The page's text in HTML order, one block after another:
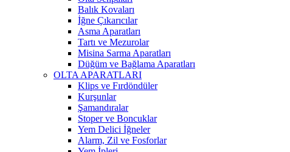
Balık Kovaları
İğne Çıkarıcılar
Asma Aparatları
Tartı ve Mezurolar
Misina Sarma Aparatları
Düğüm ve Bağlama Aparatları
OLTA APARATLARI
Klips ve Fırdöndüler
Kurşunlar
Şamandıralar
Stoper ve Boncuklar
Yem Delici İğneler
Alarm, Zil ve Fosforlar